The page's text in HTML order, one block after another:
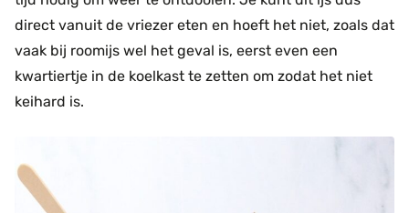
direct vanuit de vriezer eten en hoeft het niet, zoals dat
vaak bij roomijs wel het geval is, eerst even een
kwartiertje in de koelkast te zetten om zodat het niet
keihard is.